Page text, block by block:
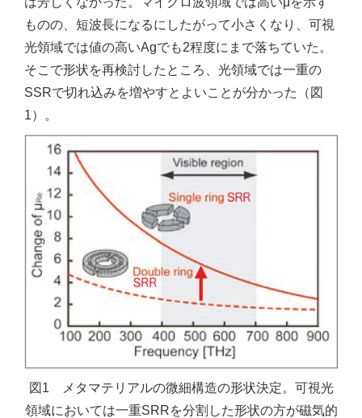
ものの、短波長になるにしたがって小さくなり、可視
光領域では値の高いAgでも2程度にまで落ちていた。
そこで形状を再検討したところ、光領域では一重の
SSRで切れ込みを増やすとよいことが分かった（図
1）。
図1 メタマテリアルの微細構造の形状決定。可視光
領域においては一重SRRを分割した形状の方が磁気的